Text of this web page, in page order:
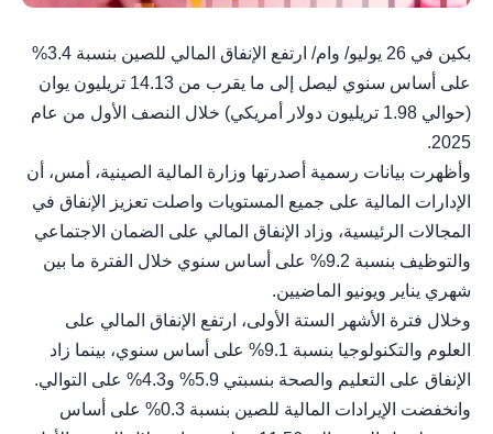
بكين في 26 يوليو/ وام/ ارتفع الإنفاق المالي للصين بنسبة 3.4%
على أساس سنوي ليصل إلى ما يقرب من 14.13 تريليون يوان
(حوالي 1.98 تريليون دولار أمريكي) خلال النصف الأول من عام
2025.
وأظهرت بيانات رسمية أصدرتها وزارة المالية الصينية، أمس، أن
الإدارات المالية على جميع المستويات واصلت تعزيز الإنفاق في
المجالات الرئيسية، وزاد الإنفاق المالي على الضمان الاجتماعي
والتوظيف بنسبة 9.2% على أساس سنوي خلال الفترة ما بين
شهري يناير ويونيو الماضيين.
وخلال فترة الأشهر الستة الأولى، ارتفع الإنفاق المالي على
العلوم والتكنولوجيا بنسبة 9.1% على أساس سنوي، بينما زاد
الإنفاق على التعليم والصحة بنسبتي 5.9% و4.3% على التوالي.
وانخفضت الإيرادات المالية للصين بنسبة 0.3% على أساس